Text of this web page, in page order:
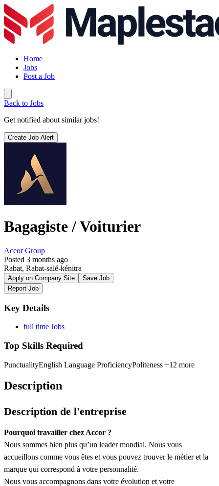
Home
Jobs
Post a Job
Back to Jobs
Get notified about similar jobs!
Create Job Alert
Bagagiste / Voiturier
Accor Group
Posted 3 months ago
Rabat, Rabat-salé-kénitra
Apply on Company Site
Save Job
Report Job
Key Details
full time Jobs
Top Skills Required
PunctualityEnglish Language ProficiencyPoliteness +12 more
Description
Description de l'entreprise
Pourquoi travailler chez Accor ?
Nous sommes bien plus qu’un leader mondial. Nous vous
accueillons comme vous êtes et vous pouvez trouver le métier et la
marque qui correspond à votre personnalité.
Nous vous accompagnons dans votre évolution et votre